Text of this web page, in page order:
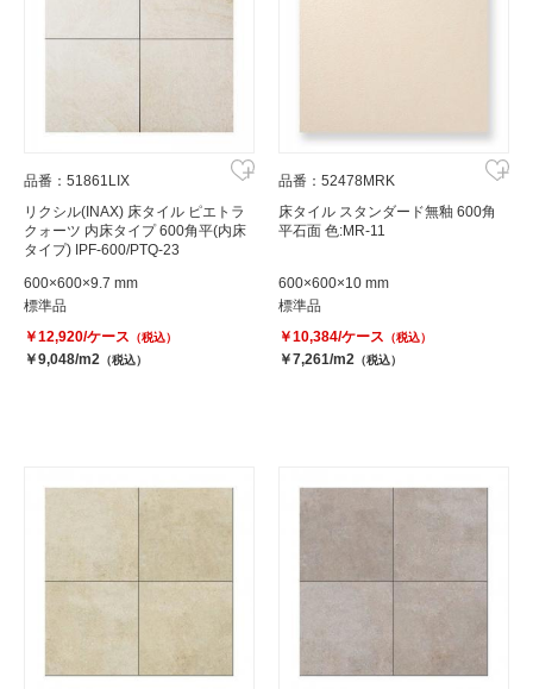
品番：51861LIX
リクシル(INAX) 床タイル ピエトラ
クォーツ 内床タイプ 600角平(内床
タイプ) IPF-600/PTQ-23
600×600×9.7 mm
標準品
￥12,920/ケース （税込）
￥9,048/m2 （税込）
品番：52478MRK
床タイル スタンダード無釉 600角
平石面 色:MR-11
600×600×10 mm
標準品
￥10,384/ケース （税込）
￥7,261/m2 （税込）